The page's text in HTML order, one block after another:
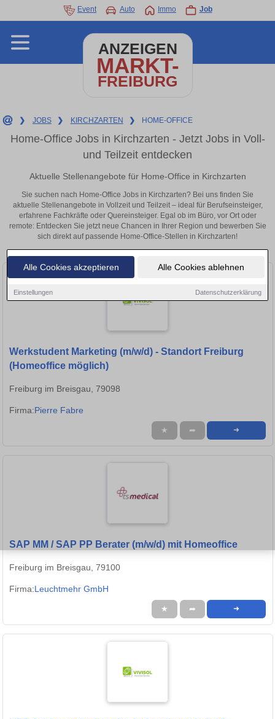
Alle Cookies akzeptieren Alle Cookies ablehnen
Einstellungen Datenschutzerklärung
Event Auto Immo Job
ANZEIGEN
MARKT-
FREIBURG
❯ JOBS ❯ KIRCHZARTEN ❯ HOME-OFFICE
Home-Office Jobs in Kirchzarten - Jetzt Jobs in Voll-
und Teilzeit entdecken
Aktuelle Stellenangebote für Home-Office in Kirchzarten
Sie suchen nach Home-Office Jobs in Kirchzarten? Bei uns finden Sie
aktuelle Stellenangebote in Vollzeit und Teilzeit – ideal für Berufseinsteiger,
erfahrene Fachkräfte oder Quereinsteiger. Egal ob im Büro, vor Ort oder
remote: Entdecken Sie jetzt neue Chancen in Ihrer Region und bewerben Sie
sich direkt auf passende Home-Office-Stellen in Kirchzarten!
Werkstudent Marketing (m/w/d) - Standort Freiburg
(Homeoffice möglich)
Freiburg im Breisgau, 79098
Firma:Pierre Fabre
★ ➦ ➜
SAP MM / SAP PP Berater (m/w/d) mit Homeoffice
Freiburg im Breisgau, 79100
Firma:Leuchtmehr GmbH
★ ➦ ➜